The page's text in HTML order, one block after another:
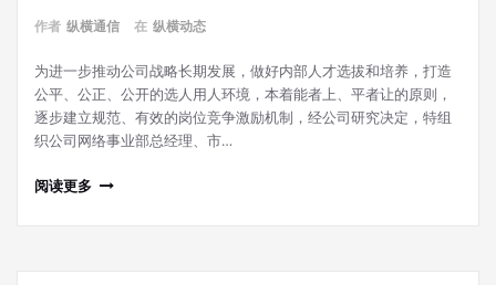
作者 纵横通信 在 纵横动态
为进一步推动公司战略长期发展，做好内部人才选拔和培养，打造
公平、公正、公开的选人用人环境，本着能者上、平者让的原则，
逐步建立规范、有效的岗位竞争激励机制，经公司研究决定，特组
织公司网络事业部总经理、市…
阅读更多